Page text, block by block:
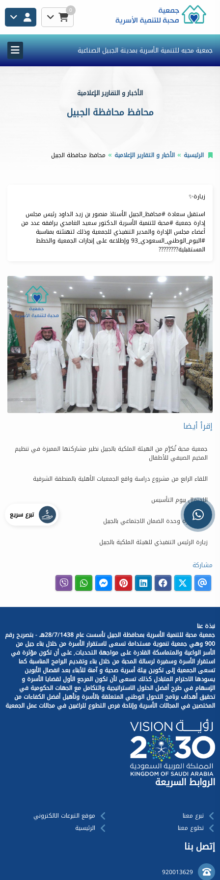
0
جمعية محبه للتنمية الأسرية بمدينة الجبيل الصناعية
الأخبار و التقارير الإعلامية
محافظ محافظة الجبيل
الرئيسية الأخبار و التقارير الإعلامية محافظ محافظة الجبيل
‏زيارة✨
‏استقبل سعادة ⁧‫#محافظ_الجبيل‬⁩ الأستاذ منصور بن زيد الداود رئيس مجلس
إدارة جمعية ⁧‫#محبة‬⁩ للتنمية الأسرية الدكتور سعيد الغامدي يرافقه عدد من
أعضاء مجلس الإدارة والمدير التنفيذي للجمعية وذلك لتهنئته بمناسبة
⁧‫#اليوم_الوطني_السعودي_93‬⁩ وإطلاعه على إنجازات الجمعية والخطط
المستقبلية????????
إقرأ أيضا
جمعية محبة تُكرَّم من الهيئة الملكية بالجبيل نظير مشاركتها المميزة في تنظيم
المخيم الصيفي للأطفال
اللقاء الرابع من مشروع دراسة واقع الجمعيات الأهلية بالمنطقة الشرقية
الاحتفال بيوم التأسيس
زيارة إدارة وحدة الضمان الاجتماعي بالجبيل
زيارة الرئيس التنفيذي للهيئة الملكية بالجبيل
مشاركة
نبذة عنا
جمعية محبة للتنمية الأسرية بمحافظة الجبيل تأسست عام 28/7/1438هـ - بتصريح رقم
900 وهي جمعية تنموية مستدامة تسعى لاستقرار الأسرة من خلال بناء جيل من
الأسر الواعية والمتماسكة القادرة على مواجهة التحديات, على أن تكون مؤثرة في
استقرار الأسرة وسفيرة لرسالة المحبة من خلال بناء وتقديم البرامج المناسبة كما
تسعى الجمعية إلى تكوين بيئة أسرية صحية و آمنة للأبناء بعد انفصال الأبوين
يسودها الاحترام المتبادل كذلك تسعى لأن تكون المرجع الأول لقضايا الأسرة و
الإسهام في طرح أفضل الحلول الاستراتيجية والتكامل مع الجهات الحكومية في
تحقيق أهداف برنامج التحول الوطني المتعلقة بالأسرة وتأهيل أفضل الكفاءات من
المختصين في المجالات الأسرية وإتاحة فرص التطوع للراغبين في مجالات عمل الجمعية
الروابط السريعة
تبرع معنا
تطوع معنا
موقع التبرعات الالكتروني
الرئيسية
إتصل بنا
920013629
تبرع سريع